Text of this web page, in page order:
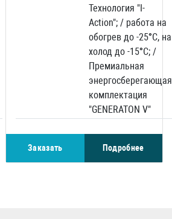
Технология "I-
Action"; / работа на
обогрев до -25°C, на
холод до -15°C; /
Премиальная
энергосберегающая
комплектация
"GENERATON V"
Заказать Подробнее